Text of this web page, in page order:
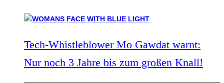
Tech-Whistleblower Mo Gawdat warnt:
Nur noch 3 Jahre bis zum großen Knall!